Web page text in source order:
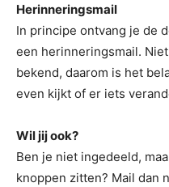
Herinneringsmail
In principe ontvang je de
een herinneringsmail.
bekend, daarom is het
even kijkt of er iets
Wil jij ook?
Ben je niet ingedeeld,
knoppen zitten? Mail dan